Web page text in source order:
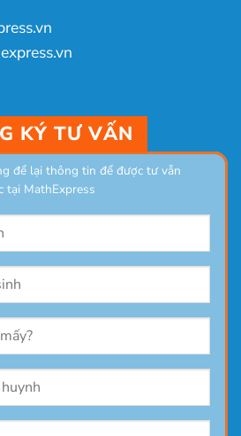
KÝ TƯ VẤN
để lại thông tin để được tư vẫn
tại MathExpress